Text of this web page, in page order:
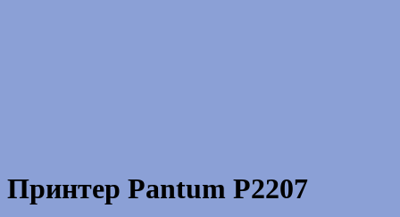
Принтер Pantum P2207